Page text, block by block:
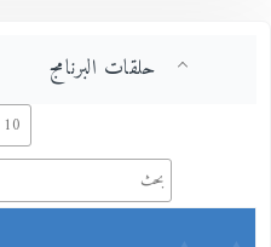
حلقات البرنامج